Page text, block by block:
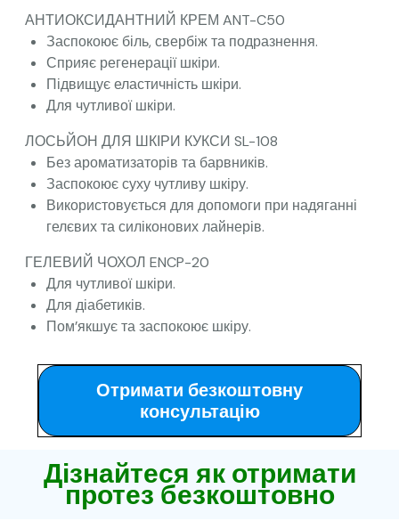
АНТИОКСИДАНТНИЙ КРЕМ ANT-C50
Заспокоює біль, свербіж та подразнення.
Сприяє регенерації шкіри.
Підвищує еластичність шкіри.
Для чутливої шкіри.
ЛОСЬЙОН ДЛЯ ШКІРИ КУКСИ SL-108
Без ароматизаторів та барвників.
Заспокоює суху чутливу шкіру.
Використовується для допомоги при надяганні
гелєвих та силіконових лайнерів.
ГЕЛЕВИЙ ЧОХОЛ ENCP-20
Для чутливої шкіри.
Для діабетиків.
Пом’якшує та заспокоює шкіру.
Отримати безкоштовну
консультацію
Дізнайтеся як отримати
протез безкоштовно